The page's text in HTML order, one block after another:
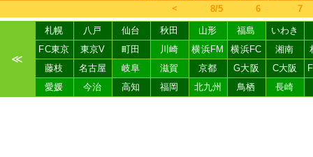
＜ 8/5 6 7
≪
札幌 八戸 仙台 秋田 山形 福島
いわき
FC東京
東京V 町田 川崎 横浜FM 横浜FC 湘南
藤枝
名古屋 岐阜 滋賀 京都 G大阪 C大阪
愛媛
今治 高知 福岡 北九州 鳥栖 長崎